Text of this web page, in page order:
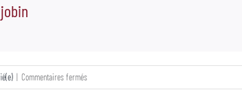
| Commentaires ferméssur